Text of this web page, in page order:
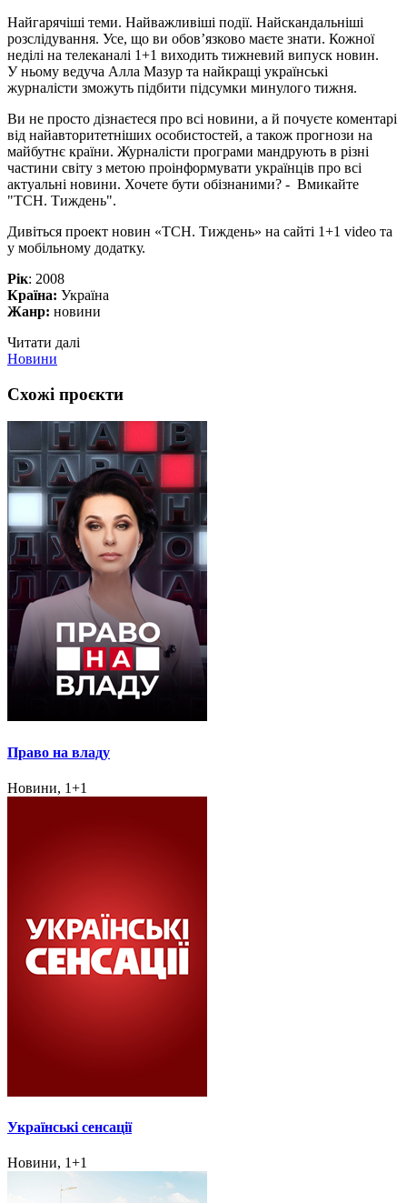
Найгарячіші теми. Найважливіші події. Найскандальніші
розслідування. Усе, що ви обов’язково маєте знати. Кожної
неділі на телеканалі 1+1 виходить тижневий випуск новин.
У ньому ведуча Алла Мазур та найкращі українські
журналісти зможуть підбити підсумки минулого тижня.
Ви не просто дізнаєтеся про всі новини, а й почуєте коментарі
від найавторитетніших особистостей, а також прогнози на
майбутнє країни. Журналісти програми мандрують в різні
частини світу з метою проінформувати українців про всі
актуальні новини. Хочете бути обізнаними? - Вмикайте
"ТСН. Тиждень".
Дивіться проект новин «ТСН. Тиждень» на сайті 1+1 video та
у мобільному додатку.
Рік: 2008
Країна: Україна
Жанр: новини
Читати далі
Новини
Схожі проєкти
Право на владу
Новини, 1+1
Українські сенсації
Новини, 1+1